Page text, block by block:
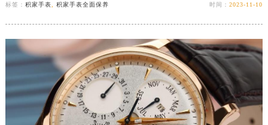
标签： 积家手表 积家手表全面保养 时间：2023-11-10